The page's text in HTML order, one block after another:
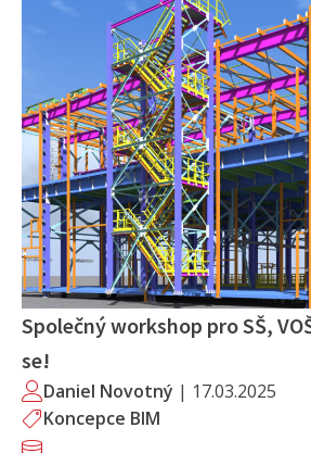
Společný workshop pro SŠ,
se!
Daniel Novotný | 17.03.2025
Koncepce BIM